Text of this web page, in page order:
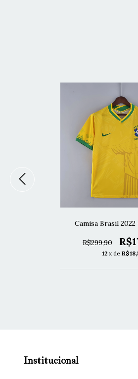
Camisa Brasil
R$299,90
12 x de
Institucional